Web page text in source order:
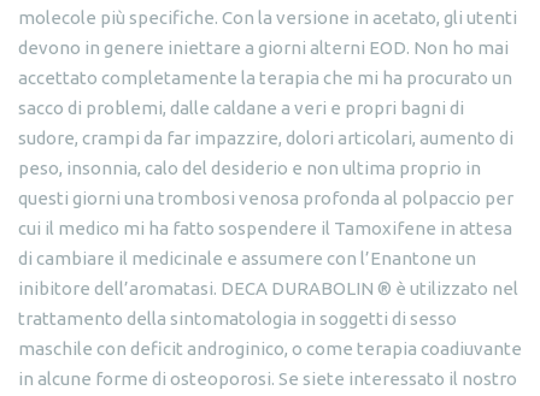
molecole più specifiche. Con la versione in acetato, gli utenti
devono in genere iniettare a giorni alterni EOD. Non ho mai
accettato completamente la terapia che mi ha procurato un
sacco di problemi, dalle caldane a veri e propri bagni di
sudore, crampi da far impazzire, dolori articolari, aumento di
peso, insonnia, calo del desiderio e non ultima proprio in
questi giorni una trombosi venosa profonda al polpaccio per
cui il medico mi ha fatto sospendere il Tamoxifene in attesa
di cambiare il medicinale e assumere con l’Enantone un
inibitore dell’aromatasi. DECA DURABOLIN ® è utilizzato nel
trattamento della sintomatologia in soggetti di sesso
maschile con deficit androginico, o come terapia coadiuvante
in alcune forme di osteoporosi. Se siete interessato il nostro